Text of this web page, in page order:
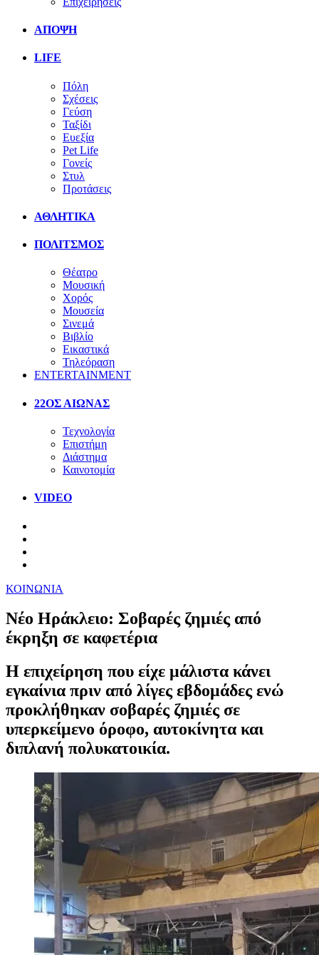
ΑΠΟΨΗ
LIFE
Πόλη
Σχέσεις
Γεύση
Ταξίδι
Ευεξία
Pet Life
Γονείς
Στυλ
Προτάσεις
ΑΘΛΗΤΙΚΑ
ΠΟΛΙΤΣΜΟΣ
Θέατρο
Μουσική
Χορός
Μουσεία
Σινεμά
Βιβλίο
Εικαστικά
Τηλεόραση
ENTERTAINMENT
22ΟΣ ΑΙΩΝΑΣ
Τεχνολογία
Επιστήμη
Διάστημα
Καινοτομία
VIDEO
ΚΟΙΝΩΝΙΑ
Νέο Ηράκλειο: Σοβαρές ζημιές από
έκρηξη σε καφετέρια
Η επιχείρηση που είχε μάλιστα κάνει
εγκαίνια πριν από λίγες εβδομάδες ενώ
προκλήθηκαν σοβαρές ζημιές σε
υπερκείμενο όροφο, αυτοκίνητα και
διπλανή πολυκατοικία.